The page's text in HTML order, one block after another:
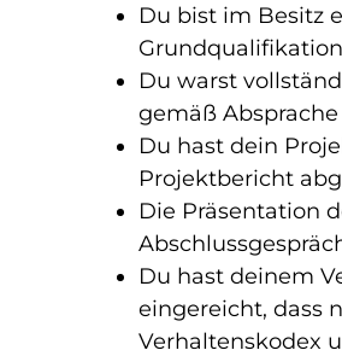
Du bist im Besitz
Grundqualifikation
Du warst
gemäß
Du hast dein
Projektbericht
Die Präsentation
Du hast deinem
eingereicht, dass
Verhaltenskodex